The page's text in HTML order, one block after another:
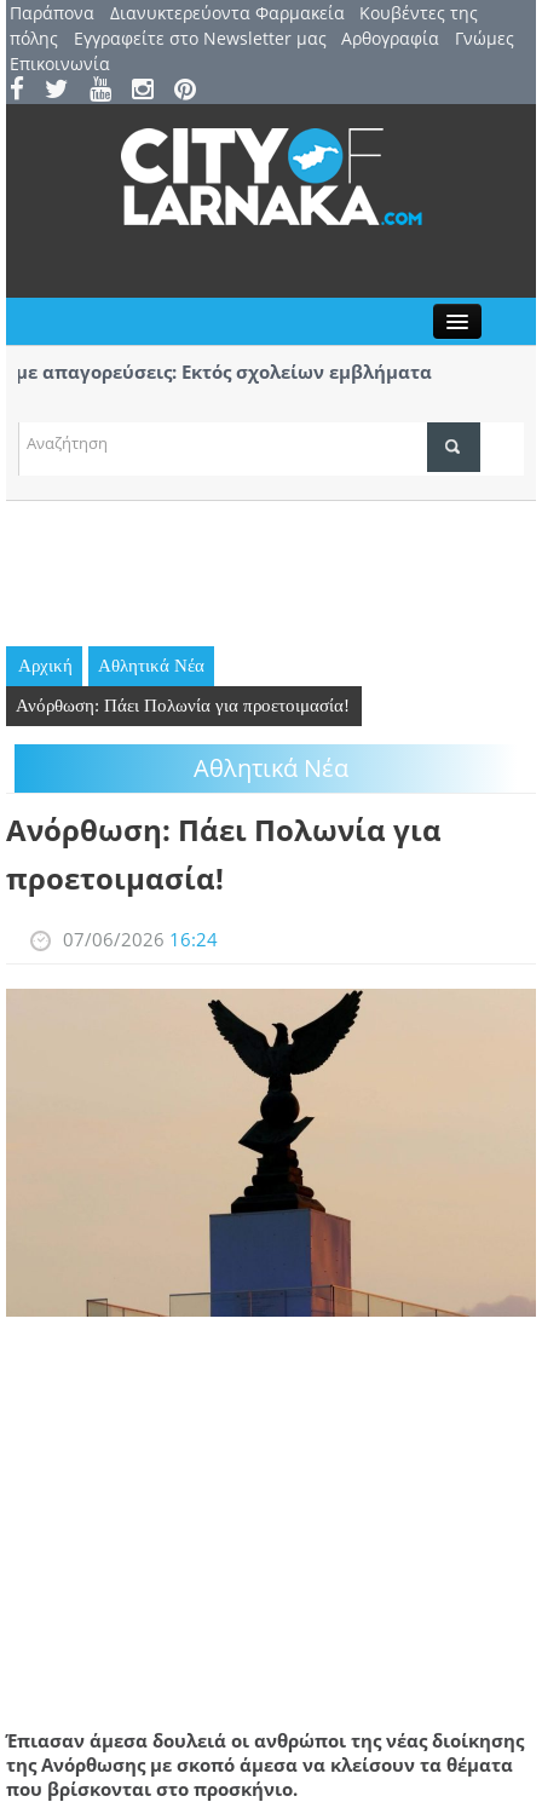
Παράπονα Διανυκτερεύοντα Φαρμακεία
Kουβέντες της
πόλης
Εγγραφείτε στο Newsletter μας Αρθογραφία
Γνώμες
Επικοινωνία
ΤΟΠΙΚΑ ΝΕΑ
ΘΕΣΕΙΣ ΕΡΓΑΣΙΑΣ
PODCAST
ΛΑΡΝΑΚΑ 2030
απαγορεύσεις: Εκτός σχολείων εμβλήματα
7 Αυγούστου: 44ο Φεστιβάλ Λευκάρων – Έναρξη /
Αρχική Αθλητικά Νέα
Ανόρθωση: Πάει Πολωνία για προετοιμασία!
Αθλητικά Νέα
Ανόρθωση: Πάει Πολωνία για
προετοιμασία!
07/06/2026 16:24
Έπιασαν άμεσα δουλειά οι ανθρώποι της νέας διοίκησης
της Ανόρθωσης με σκοπό άμεσα να κλείσουν τα θέματα
που βρίσκονται στο προσκήνιο.